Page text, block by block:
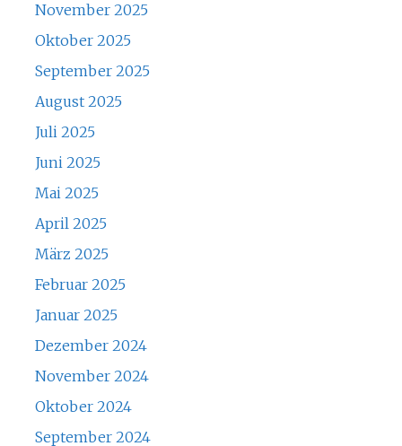
November 2025
Oktober 2025
September 2025
August 2025
Juli 2025
Juni 2025
Mai 2025
April 2025
März 2025
Februar 2025
Januar 2025
Dezember 2024
November 2024
Oktober 2024
September 2024